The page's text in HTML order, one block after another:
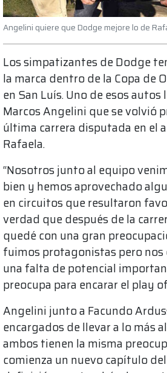
Angelini quiere que Dodge mejore lo de
Los simpatizantes de Dodge
la marca dentro de la Copa de
en San Luís. Uno de esos autos
Marcos Angelini que se volvió
última carrera disputada en el
Rafaela.
“Nosotros junto al equipo
bien y hemos aprovechado
en circuitos que resultaron
verdad que después de la
quedé con una gran
fuimos protagonistas pero nos
una falta de potencial
preocupa para encarar el play
Angelini junto a Facundo
encargados de llevar a lo más
ambos tienen la misma
comienza un nuevo capítulo